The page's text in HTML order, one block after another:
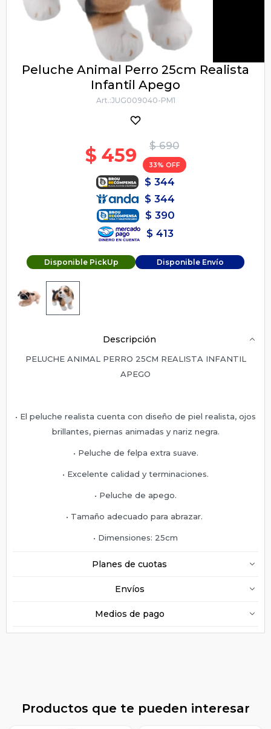
Peluche Animal Perro 25cm Realista
Infantil Apego
JUG009040-PM1
$ 690
$ 459 33
$ 344
$ 344
$ 390
$ 413
Disponible PickUp Disponible Envío
Descripción
PELUCHE ANIMAL PERRO 25CM REALISTA INFANTIL
APEGO
• El peluche realista cuenta con diseño de piel realista, ojos
brillantes, piernas animadas y nariz negra.
• Peluche de felpa extra suave.
• Excelente calidad y terminaciones.
• Peluche de apego.
• Tamaño adecuado para abrazar.
• Dimensiones: 25cm
Planes de cuotas
Envíos
Medios de pago
Productos que te pueden interesar